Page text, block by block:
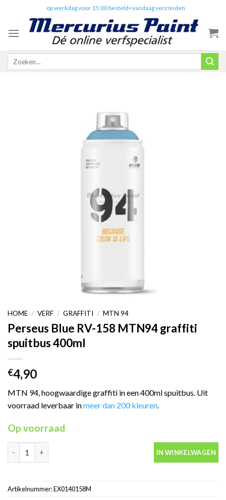
content
op werkdag voor 15:00 besteld=vandaag verzonden
Zoeken
HOME / VERF / GRAFFITI / MTN 94
Perseus Blue RV-158 MTN94 graffiti
spuitbus 400ml
€4,90
MTN 94, hoogwaardige graffiti in een 400ml spuitbus. Uit
voorraad leverbaar inmeer dan 200 kleuren.
Op voorraad
IN WINKELWAGEN
Artikelnummer:EX0140158M